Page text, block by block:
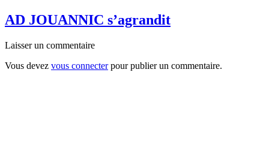
AD JOUANNIC s’agrandit
Laisser un commentaire
Vous devez vous connecterpour publier un commentaire.